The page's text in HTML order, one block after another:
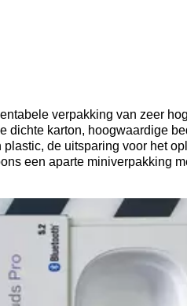
verpakking van zeer
dichte karton, hoogwaardige
de uitsparing voor het
een aparte miniverpakking